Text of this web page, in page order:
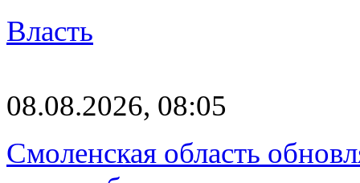
Власть
08.08.2026, 08:05
Смоленская область